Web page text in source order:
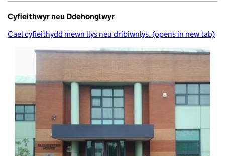
Cyfieithwyr neu Ddehonglwyr
Cael cyfieithydd mewn llys neu dribiwnlys. (opens in new tab)